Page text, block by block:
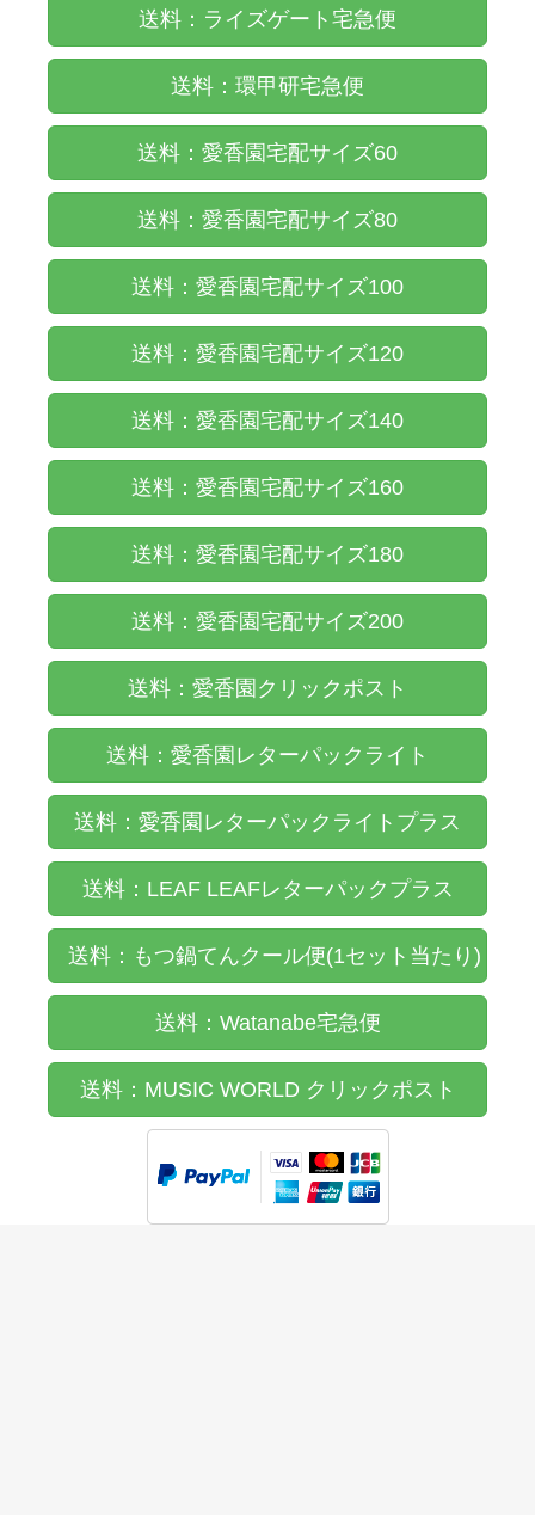
送料：ライズゲート宅急便
送料：環甲研宅急便
送料：愛香園宅配サイズ60
送料：愛香園宅配サイズ80
送料：愛香園宅配サイズ100
送料：愛香園宅配サイズ120
送料：愛香園宅配サイズ140
送料：愛香園宅配サイズ160
送料：愛香園宅配サイズ180
送料：愛香園宅配サイズ200
送料：愛香園クリックポスト
送料：愛香園レターパックライト
送料：愛香園レターパックライトプラス
送料：LEAF LEAFレターパックプラス
送料：もつ鍋てんクール便(1セット当たり)
送料：Watanabe宅急便
送料：MUSIC WORLD クリックポスト